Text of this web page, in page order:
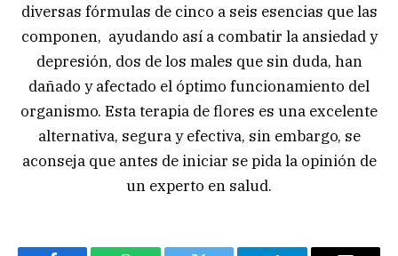
diversas fórmulas de cinco a seis esencias que las
componen, ayudando así a combatir la ansiedad y
depresión, dos de los males que sin duda, han
dañado y afectado el óptimo funcionamiento del
organismo. Esta terapia de flores es una excelente
alternativa, segura y efectiva, sin embargo, se
aconseja que antes de iniciar se pida la opinión de
un experto en salud.